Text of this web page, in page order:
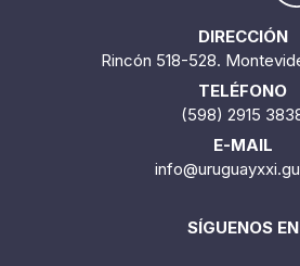
DIRECCIÓN
Rincón 518-528.
TELÉFONO
(598) 2915
E-MAIL
SÍGUENOS EN